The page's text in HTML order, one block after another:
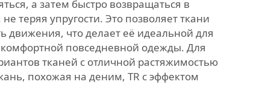
а затем быстро возвращаться в
теряя упругости. Это позволяет ткани
движения, что делает её идеальной для
повседневной одежды. Для
тканей с отличной растяжимостью
похожая на деним, TR с эффектом